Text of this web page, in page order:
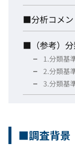
■分析コメン
■（参考）分
1.分類基
2.分類基
3.分類基
■調査背景